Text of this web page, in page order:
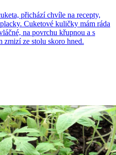
přichází chvíle na recepty,
Cuketové kuličky mám ráda
na povrchu křupnou a s
ze stolu skoro hned.